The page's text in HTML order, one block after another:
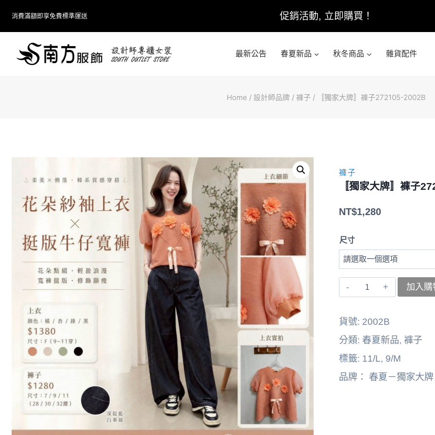
消費滿額即享免費標準運送 促銷活動, 立即購買！
最新公告 春夏新品 秋冬商品 雜貨配件
Home / 設計師品牌 / 褲子 / 〚獨家大牌〛褲子272105-2002B
褲子
〚獨家大牌〛褲子
NT$1,280
尺寸
〚獨
褲
子
272105-
加入購
貨號: 2002B
分類: 春夏新品, 褲子
標籤: 11/L, 9/M
品牌： 春夏－獨家大牌